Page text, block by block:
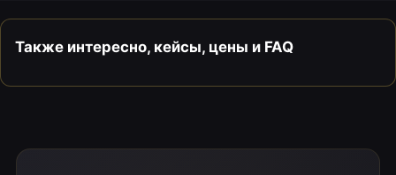
Также интересно, кейсы, цены и FAQ